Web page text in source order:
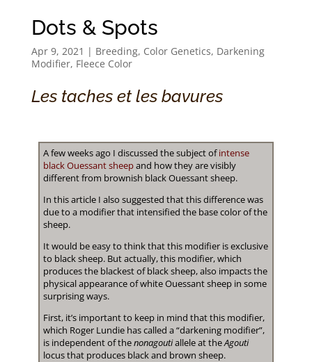
Dots & Spots
Apr 9, 2021 | Breeding, Color Genetics, Darkening
Modifier, Fleece Color
Les taches et les bavures
A few weeks ago I discussed the subject ofintense
black Ouessant sheepand how they are visibly
different from brownish black Ouessant sheep.
In this article I also suggested that this difference was
due to a modifier that intensified the base color of the
sheep.
It would be easy to think that this modifier is exclusive
to black sheep. But actually, this modifier, which
produces the blackest of black sheep, also impacts the
physical appearance of white Ouessant sheep in some
surprising ways.
First, it’s important to keep in mind that this modifier,
which Roger Lundie has called a “darkening modifier”,
is independent of thenonagoutiallele at theAgouti
locus that produces black and brown sheep.